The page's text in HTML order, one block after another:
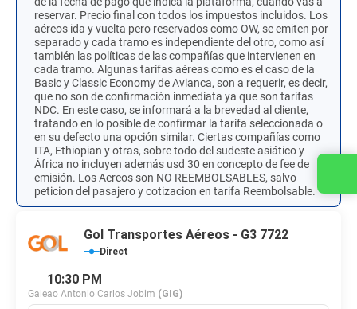
reservar.​ Precio final con todos los impuestos incluidos. Los
aéreos ida y vuelta pero reservados como OW, se emiten por
separado y cada tramo es independiente del otro, como así
también las políticas de las compañías que intervienen en
cada tramo. Algunas tarifas aéreas como es el caso de la
Basic y Classic Economy de Avianca, son a requerir, es decir,
que no son de confirmación inmediata ya que son tarifas
NDC. En este caso, se informará a la brevedad al cliente,
tratando en lo posible de confirmar la tarifa seleccionada o
en su defecto una opción similar. Ciertas compañías como
ITA, Ethiopian y otras, sobre todo del sudeste asiático y
África no incluyen además usd 30 en concepto de fee de
emisión. Los Aereos son NO REEMBOLSABLES, salvo
peticion del pasajero y cotizacion en tarifa Reembolsable.
Gol Transportes Aéreos - G3 7722
Direct
10:30 PM
Galeao Antonio Carlos Jobim (GIG)
Contact us